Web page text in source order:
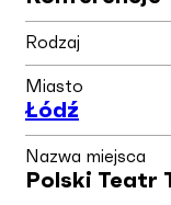
Rodzaj
Miasto
Łódź
Nazwa miejsca
Polski Teatr